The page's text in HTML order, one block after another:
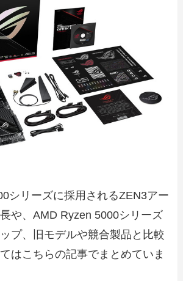
シリーズに採用されるZEN3アー
や、AMD Ryzen 5000シリーズ
プ、旧モデルや競合製品と比較
はこちらの記事でまとめていま